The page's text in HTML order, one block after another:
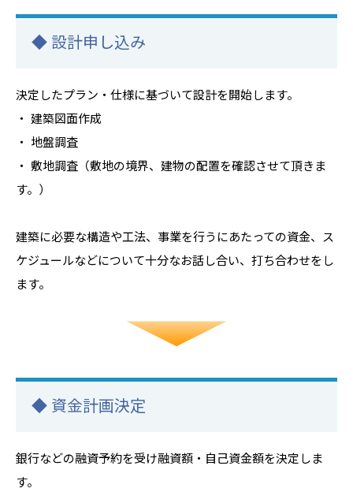
◆ 設計申し込み
決定したプラン・仕様に基づいて設計を開始します。
・ 建築図面作成
・ 地盤調査
・ 敷地調査（敷地の境界、建物の配置を確認させて頂きま
す。）
建築に必要な構造や工法、事業を行うにあたっての資金、ス
ケジュールなどについて十分なお話し合い、打ち合わせをし
ます。
◆ 資金計画決定
銀行などの融資予約を受け融資額・自己資金額を決定しま
す。